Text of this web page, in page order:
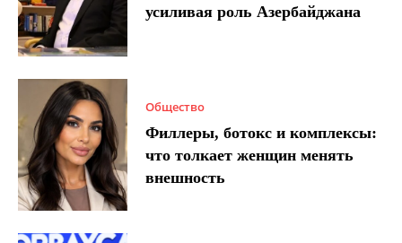
усиливая роль Азербайджана
Общество
Филлеры, ботокс и комплексы:
что толкает женщин менять
внешность